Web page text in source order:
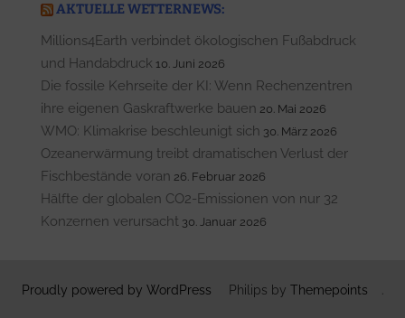
AKTUELLE WETTERNEWS:
Millions4Earth verbindet ökologischen Fußabdruck
und Handabdruck 10. Juni 2026
Die fossile Kehrseite der KI: Wenn Rechenzentren
ihre eigenen Gaskraftwerke bauen 20. Mai 2026
WMO: Klimakrise beschleunigt sich 30. März 2026
Ozeanerwärmung treibt dramatischen Verlust der
Fischbestände voran 26. Februar 2026
Hälfte der globalen CO2-Emissionen von nur 32
Konzernen verursacht 30. Januar 2026
Proudly powered by WordPress Philips by Themepoints